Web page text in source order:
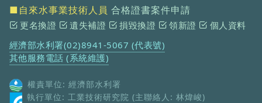
■自來水事業技術人員 合格證書案件申請
更名換證 遺失補證 損毀換證 領新證
個人資料
經濟部水利署(02)8941-5067 (代表號)
其他服務電話 (系統維護)
權責單位: 經濟部水利署
執行單位: 工業技術研究院 (主聯絡人: 林煒峻)